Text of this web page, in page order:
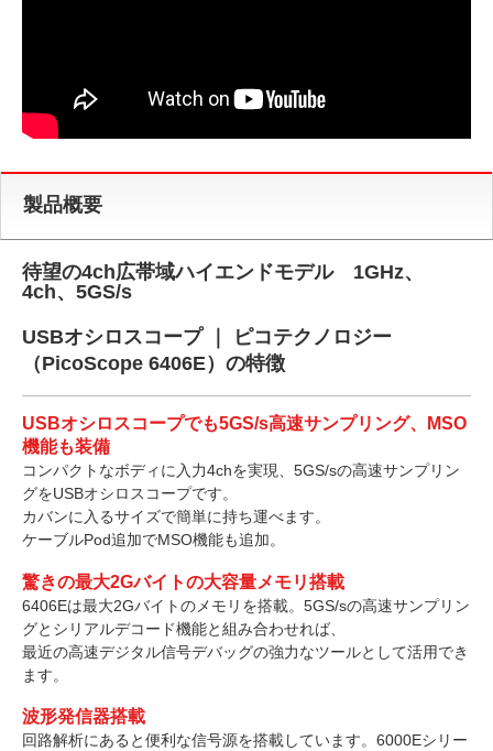
製品概要
待望の4ch広帯域ハイエンドモデル 1GHz、
4ch、5GS/s
USBオシロスコープ ｜ ピコテクノロジー
（PicoScope 6406E）の特徴
USBオシロスコープでも5GS/s高速サンプリング、MSO
機能も装備
コンパクトなボディに入力4chを実現、5GS/sの高速サンプリン
グをUSBオシロスコープです。
カバンに入るサイズで簡単に持ち運べます。
ケーブルPod追加でMSO機能も追加。
驚きの最大2Gバイトの大容量メモリ搭載
6406Eは最大2Gバイトのメモリを搭載。5GS/sの高速サンプリン
グとシリアルデコード機能と組み合わせれば、
最近の高速デジタル信号デバッグの強力なツールとして活用でき
ます。
波形発信器搭載
回路解析にあると便利な信号源を搭載しています。6000Eシリー